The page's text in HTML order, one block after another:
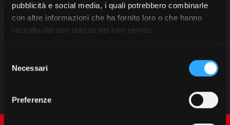
pubblicità e social media, i quali potrebbero combinarle
con altre informazioni che ha fornito loro o che hanno
raccolto dal suo utilizzo dei loro servizi.
delNecessari
Preferenze